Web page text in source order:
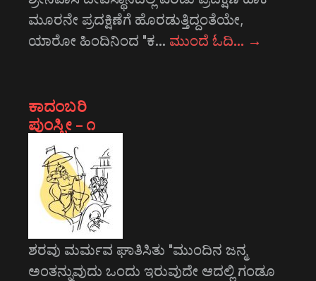
ಮೂರನೇ ಪ್ರದಕ್ಷಿಣೆಗೆ ಹೊರಡುತ್ತಿದ್ದಂತೆಯೇ,
ಯಾರೋ ಹಿಂದಿನಿಂದ "ಕ… ಮುಂದೆ ಓದಿ… →
ಕಾದಂಬರಿ
ಪುಂಸ್ತ್ರೀ – ೧
ಶರವು ಮರ್ಮವ ಘಾತಿಸಿತು "ಮುಂದಿನ ಜನ್ಮ
ಅಂತನ್ನುವುದು ಒಂದು ಇರುವುದೇ ಆದಲ್ಲಿ ಗಂಡೂ